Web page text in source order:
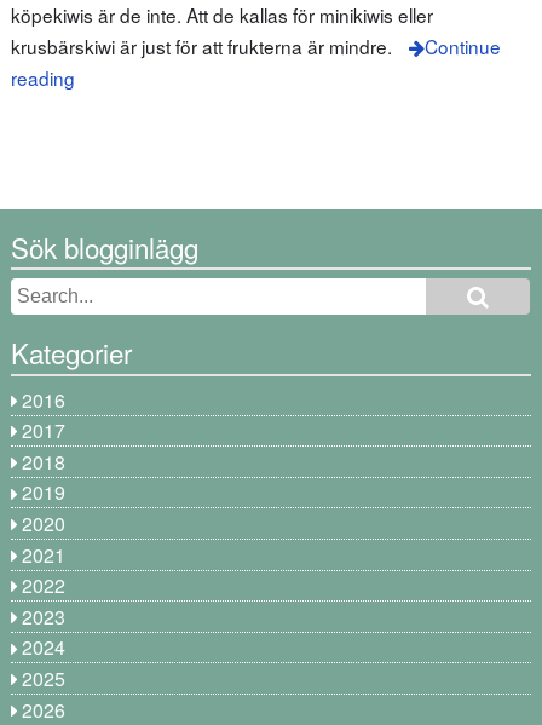
köpekiwis är de inte. Att de kallas för minikiwis eller
krusbärskiwi är just för att frukterna är mindre.
Continue
reading
Sök blogginlägg
Kategorier
2016
2017
2018
2019
2020
2021
2022
2023
2024
2025
2026